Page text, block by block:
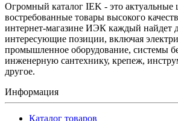
Огромный каталог IEK - это актуальные
востребованные товары высокого
интернет-магазине ИЭК каждый найдет
интересующие позиции, включая
промышленное оборудование, системы
инженерную сантехнику, крепеж,
другое.
Информация
Каталог товаров